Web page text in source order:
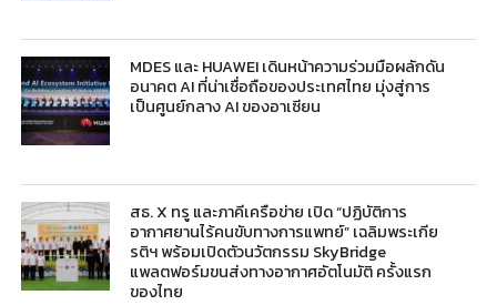
MDES และ HUAWEI เดินหน้าความร่วมมือผลักดัน
อนาคต AI ที่น่าเชื่อถือของประเทศไทย มุ่งสู่การ
เป็นศูนย์กลาง AI ของอาเซียน
สธ. X ทรู และภาคีเครือข่าย เปิด “ปฏิบัติการ
อากาศยานไร้คนขับทางการแพทย์” เฉลิมพระเกีย
รติฯ พร้อมเปิดตัวนวัตกรรม SkyBridge
แพลตฟอร์มขนส่งทางอากาศอัตโนมัติ ครั้งแรก
ของไทย